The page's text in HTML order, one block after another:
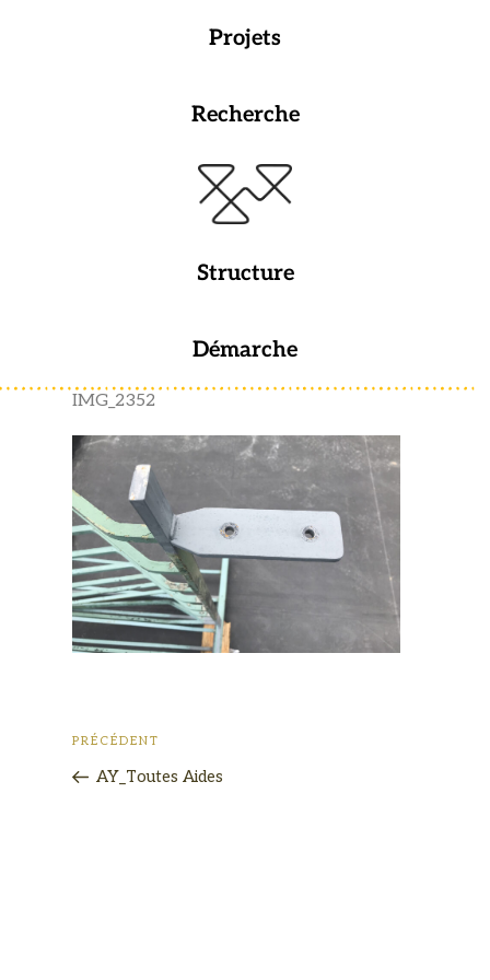
Projets
Recherche
Structure
Démarche
IMG_2352
PRÉCÉDENT
AY_Toutes Aides